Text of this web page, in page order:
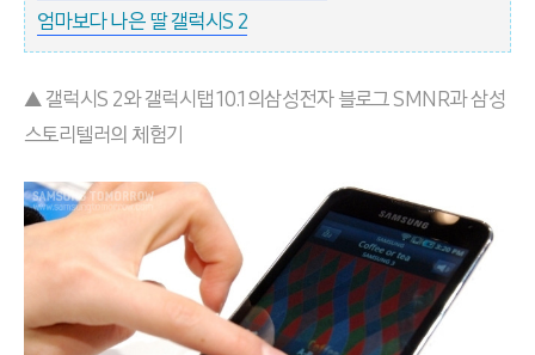
엄마보다 나은 딸 갤럭시S 2
▲ 갤럭시S 2와 갤럭시탭10.1의삼성전자 블로그 SMNR과 삼성
스토리텔러의 체험기